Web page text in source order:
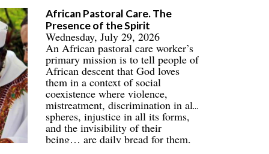
African Pastoral Care. The
Presence of the Spirit
Wednesday, July 29, 2026
An African pastoral care worker’s
primary mission is to tell people of
African descent that God loves
them in a context of social
coexistence where violence,
mistreatment, discrimination in all
spheres, injustice in all its forms,
and the invisibility of their
being… are daily bread for them,